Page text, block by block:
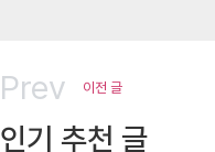
Prev 이전 글
인기 추천 글